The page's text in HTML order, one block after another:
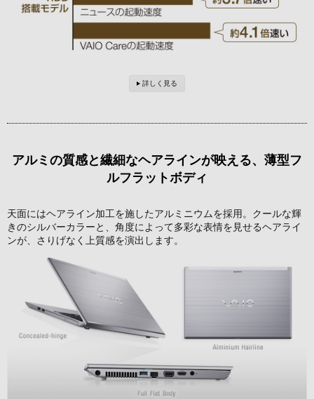
詳しく見る
アルミの質感と繊細なヘアラインが映える、薄型フ
ルフラットボディ
天面にはヘアライン加工を施したアルミニウムを採用。クールな輝
きのシルバーカラーと、角度によって多彩な表情を見せるヘアライ
ンが、さりげなく上質感を演出します。